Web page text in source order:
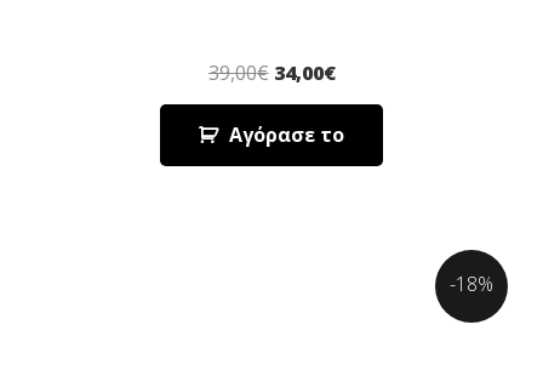
39,00€ 34,00€
Αγόρασε το
-18%